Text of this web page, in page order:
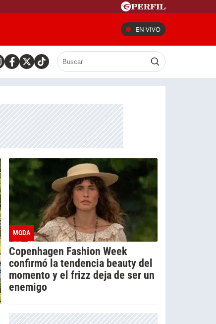
EN VIVO
MODA
Copenhagen Fashion Week
confirmó la tendencia beauty del
momento y el frizz deja de ser un
enemigo